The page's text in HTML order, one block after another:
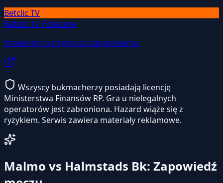
Betclic TV
Betclic TV Polecane
Streaming na żywo po zalogowaniu.
Wszyscy bukmacherzy posiadają licencję
Ministerstwa Finansów RP. Gra u nielegalnych
operatorów jest zabroniona. Hazard wiąże się z
ryzykiem. Serwis zawiera materiały reklamowe.
Malmo vs Halmstads Bk: Zapowiedź